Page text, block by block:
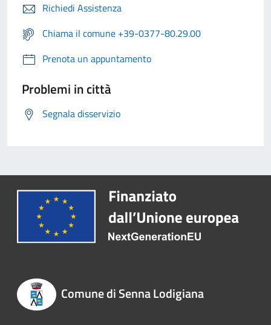
Richiedi Assistenza
Chiama il comune +39-0377-80.29.00
Prenota un appuntamento
Problemi in città
Segnala disservizio
Comune di Senna Lodigiana